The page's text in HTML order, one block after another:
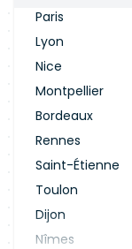
Paris
Lyon
Nice
Montpellier
Bordeaux
Rennes
Saint-Étienne
Toulon
Dijon
Nîmes